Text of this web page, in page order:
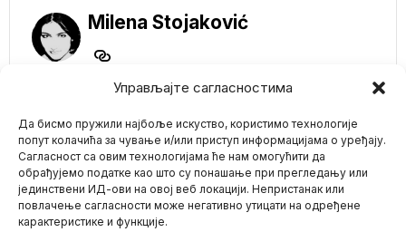
Управљајте сагласностима
Да бисмо пружили најбоље искуство, користимо технологије
попут колачића за чување и/или приступ информацијама о уређају.
Сагласност са овим технологијама ће нам омогућити да
обрађујемо податке као што су понашање при прегледању или
јединствени ИД-ови на овој веб локацији. Непристанак или
повлачење сагласности може негативно утицати на одређене
карактеристике и функције.
Milena Stojaković
Mario zna Youtube
Novi šokantni
dokumenti otkrivaju
mračne
eksperimente CIA-e:
MKUltra – Kontrola
uma
Program MKUltra, jedan
od najpoznatijih i